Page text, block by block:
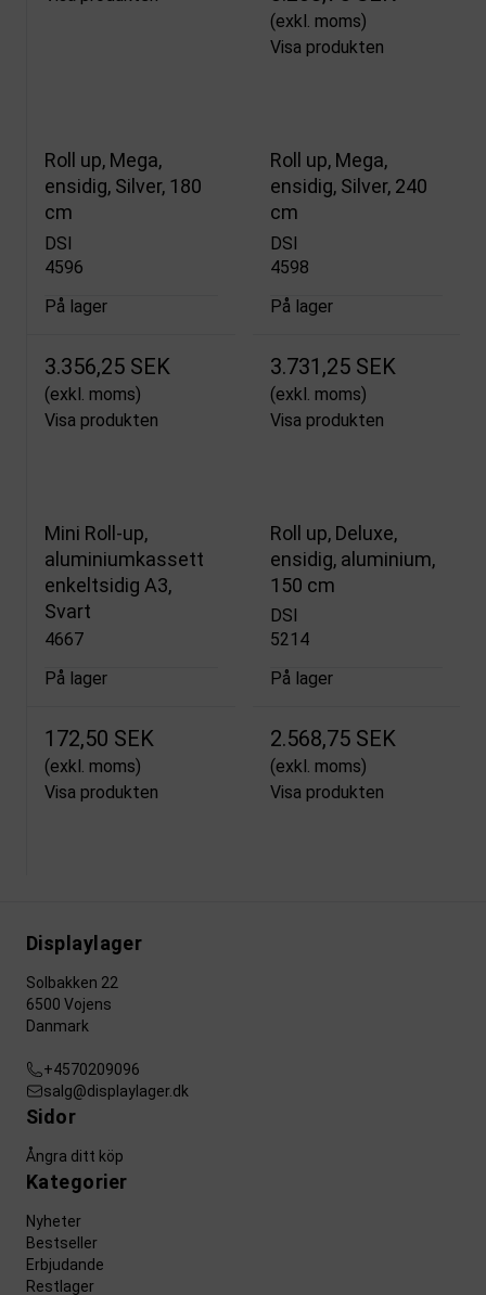
(exkl. moms)
Visa produkten
Roll up, Mega,
ensidig, Silver, 180
cm
DSI
4596
På lager
3.356,25 SEK
(exkl. moms)
Visa produkten
Roll up, Mega,
ensidig, Silver, 240
cm
DSI
4598
På lager
3.731,25 SEK
(exkl. moms)
Visa produkten
Mini Roll-up,
aluminiumkassett
enkeltsidig A3,
Svart
4667
På lager
172,50 SEK
(exkl. moms)
Visa produkten
Roll up, Deluxe,
ensidig, aluminium,
150 cm
DSI
5214
På lager
2.568,75 SEK
(exkl. moms)
Visa produkten
Displaylager
Solbakken 22
6500 Vojens
Danmark
+4570209096
salg@displaylager.dk
Sidor
Ångra ditt köp
Kategorier
Nyheter
Bestseller
Erbjudande
Restlager